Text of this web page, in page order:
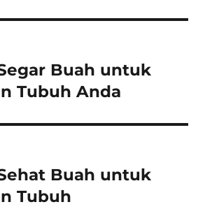
Buah untuk
Tubuh Anda
Buah untuk
Tubuh